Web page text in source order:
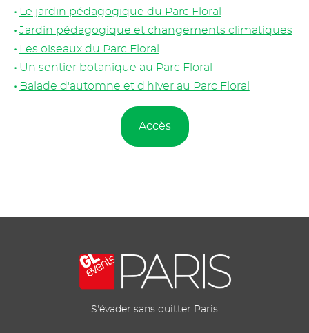
Le jardin pédagogique du Parc Floral
Jardin pédagogique et changements climatiques
Les oiseaux du Parc Floral
Un sentier botanique au Parc Floral
Balade d'automne et d'hiver au Parc Floral
Accès
S'évader sans quitter Paris